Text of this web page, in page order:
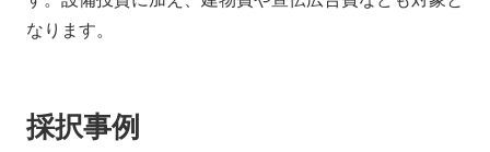
なります。
採択事例